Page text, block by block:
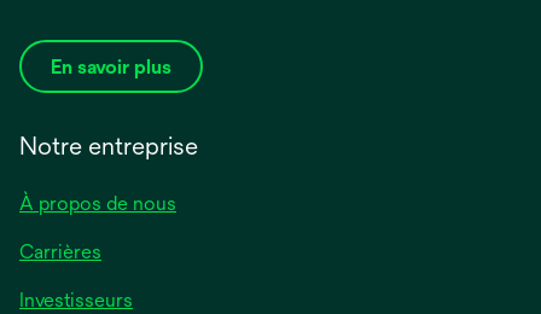
En savoir plus
Notre entreprise
À propos de nous
Carrières
Investisseurs